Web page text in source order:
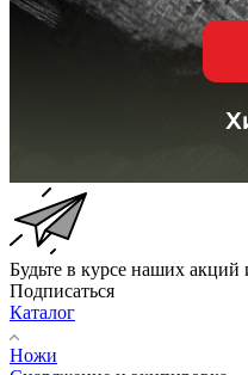
Будьте в курсе наших акций
Подписаться
Каталог
Ножи